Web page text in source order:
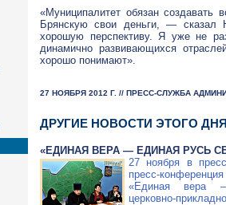
«Муниципалитет обязан
Брянскую свои деньги, —
хорошую перспективу. Я уже не
динамично развивающихся
хорошо понимают».
27 НОЯБРЯ 2012 Г. // ПРЕСС-СЛУЖБА
ДРУГИЕ НОВОСТИ ЭТОГО
«ЕДИНАЯ ВЕРА — ЕДИНАЯ РУСЬ
27 ноября в
пресс-конференция
«Единая
церковно-